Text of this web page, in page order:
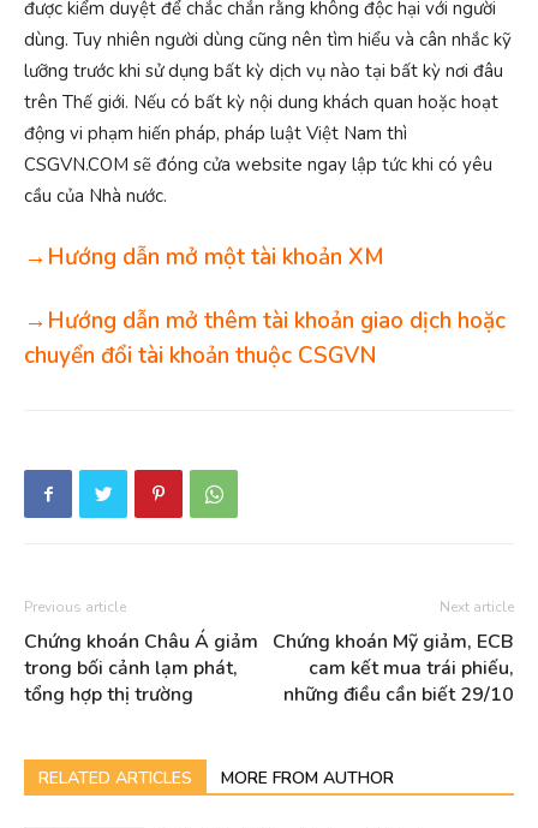
được kiểm duyệt để chắc chắn rằng không độc hại với người
dùng. Tuy nhiên người dùng cũng nên tìm hiểu và cân nhắc kỹ
lưỡng trước khi sử dụng bất kỳ dịch vụ nào tại bất kỳ nơi đâu
trên Thế giới. Nếu có bất kỳ nội dung khách quan hoặc hoạt
động vi phạm hiến pháp, pháp luật Việt Nam thì
CSGVN.COM sẽ đóng cửa website ngay lập tức khi có yêu
cầu của Nhà nước.
→Hướng dẫn mở một tài khoản XM
→Hướng dẫn mở thêm tài khoản giao dịch hoặc
chuyển đổi tài khoản thuộc CSGVN
Previous article
Chứng khoán Châu Á giảm
trong bối cảnh lạm phát,
tổng hợp thị trường
Next article
Chứng khoán Mỹ giảm, ECB
cam kết mua trái phiếu,
những điều cần biết 29/10
RELATED ARTICLES MORE FROM AUTHOR